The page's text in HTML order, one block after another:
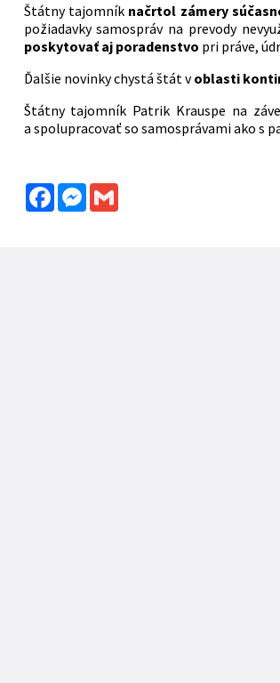
Štátny tajomník načrtol zámery
požiadavky samospráv na prevody
poskytovať aj poradenstvo pri práve,
Ďalšie novinky chystá štát voblasti
Štátny tajomník Patrik Krauspe na
a spolupracovať so samosprávami ako s
FacebookMessenger
Gmail